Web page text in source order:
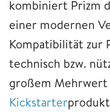
kombiniert Prizm
einer modernen
Kompatibilität zur
technisch bzw.
großem
Kickstarter